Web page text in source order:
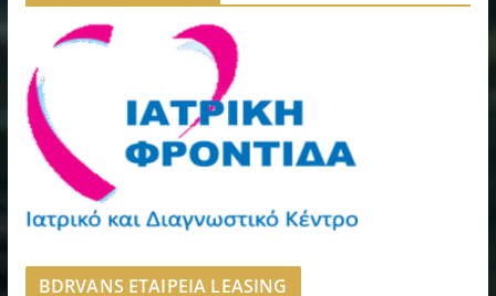
BDRVANS ΕΤΑΙΡΕΙΑ LEASING